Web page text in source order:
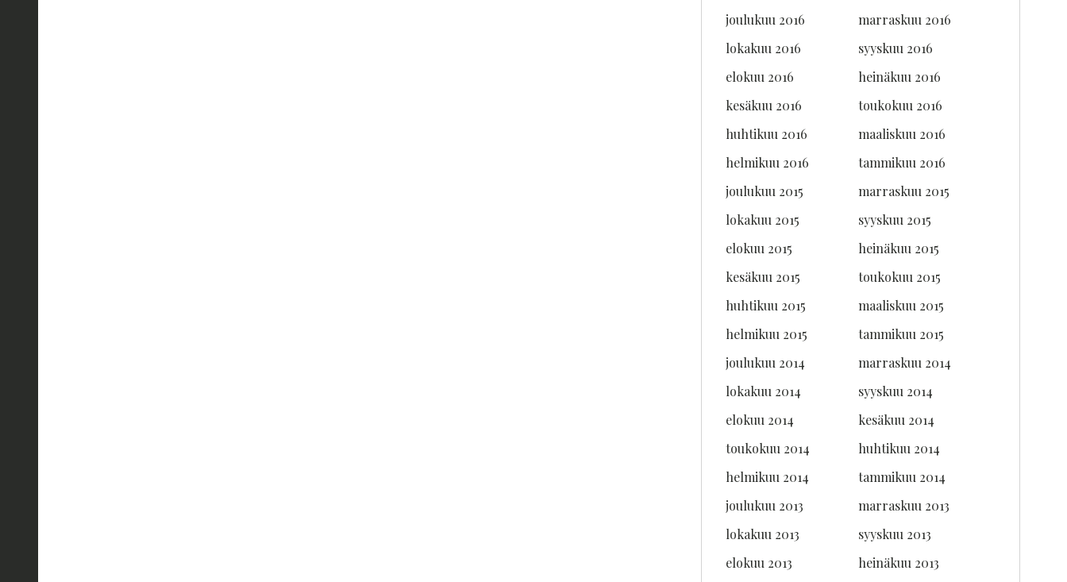
joulukuu 2016
marraskuu 2016
lokakuu 2016
syyskuu 2016
elokuu 2016
heinäkuu 2016
kesäkuu 2016
toukokuu 2016
huhtikuu 2016
maaliskuu 2016
helmikuu 2016
tammikuu 2016
joulukuu 2015
marraskuu 2015
lokakuu 2015
syyskuu 2015
elokuu 2015
heinäkuu 2015
kesäkuu 2015
toukokuu 2015
huhtikuu 2015
maaliskuu 2015
helmikuu 2015
tammikuu 2015
joulukuu 2014
marraskuu 2014
lokakuu 2014
syyskuu 2014
elokuu 2014
kesäkuu 2014
toukokuu 2014
huhtikuu 2014
helmikuu 2014
tammikuu 2014
joulukuu 2013
marraskuu 2013
lokakuu 2013
syyskuu 2013
elokuu 2013
heinäkuu 2013